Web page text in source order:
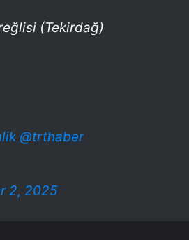
(Tekirdağ)
@trthaber
2, 2025